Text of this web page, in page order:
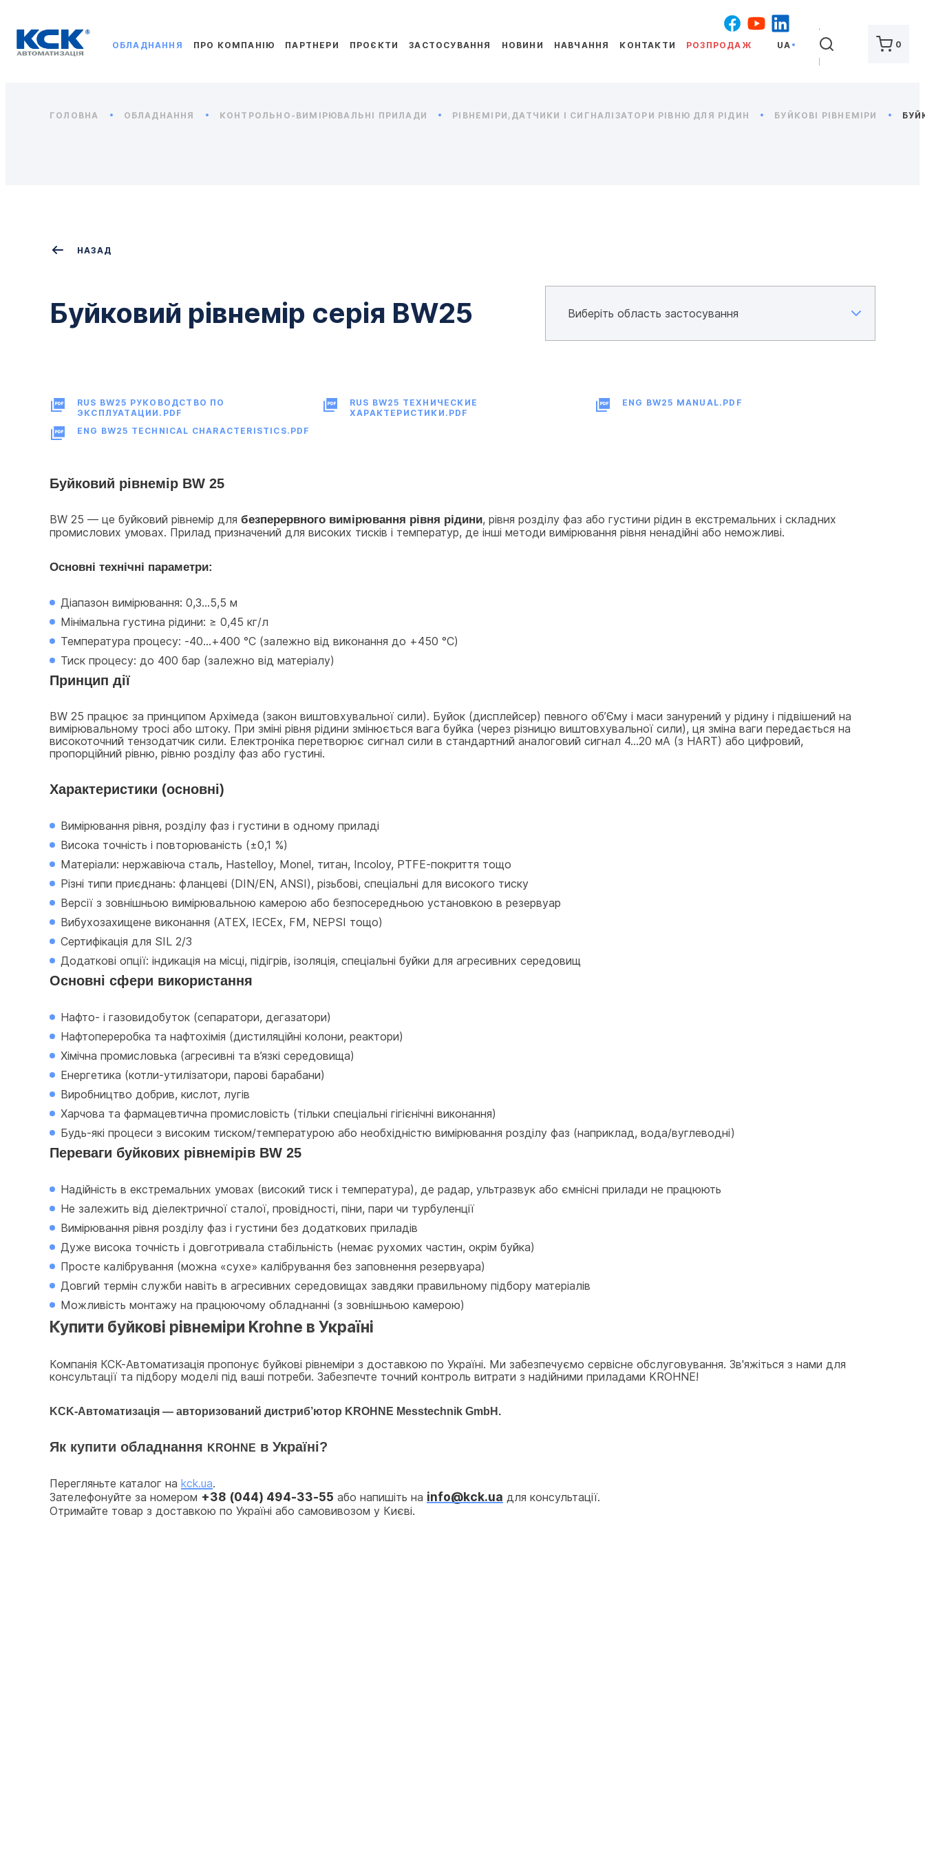
ОБЛАДНАННЯ ПРО КОМПАНІЮ ПАРТНЕРИ ПРОЄКТИ ЗАСТОСУВАННЯ НОВИНИ НАВЧАННЯ КОНТАКТИ РОЗПРОДАЖ UA ШУКАТИ 0
ГОЛОВНА ОБЛАДНАННЯ КОНТРОЛЬНО-ВИМІРЮВАЛЬНІ ПРИЛАДИ РІВНЕМІРИ,ДАТЧИКИ І СИГНАЛІЗАТОРИ РІВНЮ ДЛЯ РІДИН БУЙКОВІ РІВНЕМІРИ
НАЗАД
Буйковий рівнемір серія BW25
RUS BW25 РУКОВОДСТВО ПО
ЭКСПЛУАТАЦИИ.PDF
RUS BW25 ТЕХНИЧЕСКИЕ
ХАРАКТЕРИСТИКИ.PDF
ENG BW25 MANUAL.PDF
ENG BW25 TECHNICAL CHARACTERISTICS.PDF
Буйковий рівнемір BW 25
BW 25 — це буйковий рівнемір для безперервного вимірювання рівня рідини, рівня розділу фаз або густини рідин в екстремальних і складних
промислових умовах. Прилад призначений для високих тисків і температур, де інші методи вимірювання рівня ненадійні або неможливі.
Основні технічні параметри:
Діапазон вимірювання: 0,3…5,5 м
Мінімальна густина рідини: ≥ 0,45 кг/л
Температура процесу: -40…+400 °C (залежно від виконання до +450 °C)
Тиск процесу: до 400 бар (залежно від матеріалу)
Принцип дії
BW 25 працює за принципом Архімеда (закон виштовхувальної сили). Буйок (дисплейсер) певного об’Єму і маси занурений у рідину і підвішений на
вимірювальному тросі або штоку. При зміні рівня рідини змінюється вага буйка (через різницю виштовхувальної сили), ця зміна ваги передається на
високоточний тензодатчик сили. Електроніка перетворює сигнал сили в стандартний аналоговий сигнал 4…20 мА (з HART) або цифровий,
пропорційний рівню, рівню розділу фаз або густині.
Характеристики (основні)
Вимірювання рівня, розділу фаз і густини в одному приладі
Висока точність і повторюваність (±0,1 %)
Матеріали: нержавіюча сталь, Hastelloy, Monel, титан, Incoloy, PTFE-покриття тощо
Різні типи приєднань: фланцеві (DIN/EN, ANSI), різьбові, спеціальні для високого тиску
Версії з зовнішньою вимірювальною камерою або безпосередньою установкою в резервуар
Вибухозахищене виконання (ATEX, IECEx, FM, NEPSI тощо)
Сертифікація для SIL 2/3
Додаткові опції: індикація на місці, підігрів, ізоляція, спеціальні буйки для агресивних середовищ
Основні сфери використання
Нафто- і газовидобуток (сепаратори, дегазатори)
Нафтопереробка та нафтохімія (дистиляційні колони, реактори)
Хімічна промисловька (агресивні та в’язкі середовища)
Енергетика (котли-утилізатори, парові барабани)
Виробництво добрив, кислот, лугів
Харчова та фармацевтична промисловість (тільки спеціальні гігієнічні виконання)
Будь-які процеси з високим тиском/температурою або необхідністю вимірювання розділу фаз (наприклад, вода/вуглеводні)
Переваги буйкових рівнемірів BW 25
Надійність в екстремальних умовах (високий тиск і температура), де радар, ультразвук або ємнісні прилади не працюють
Не залежить від діелектричної сталої, провідності, піни, пари чи турбуленції
Вимірювання рівня розділу фаз і густини без додаткових приладів
Дуже висока точність і довготривала стабільність (немає рухомих частин, окрім буйка)
Просте калібрування (можна «сухе» калібрування без заповнення резервуара)
Довгий термін служби навіть в агресивних середовищах завдяки правильному підбору матеріалів
Можливість монтажу на працюючому обладнанні (з зовнішньою камерою)
Купити буйкові рівнеміри Krohne в Україні
Компанія КСК-Автоматизація пропонує буйкові рівнеміри з доставкою по Україні. Ми забезпечуємо сервісне обслуговування. Зв'яжіться з нами для
консультації та підбору моделі під ваші потреби. Забезпечте точний контроль витрати з надійними приладами KROHNE!
KCK-Автоматизація — авторизований дистриб’ютор KROHNE Messtechnik GmbH .
Як купити обладнання KROHNE в Україні?
Перегляньте каталог на kck.ua.
Зателефонуйте за номером +38 (044) 494-33-55 або напишіть на info@kck.ua для консультації.
Отримайте товар з доставкою по Україні або самовивозом у Києві.